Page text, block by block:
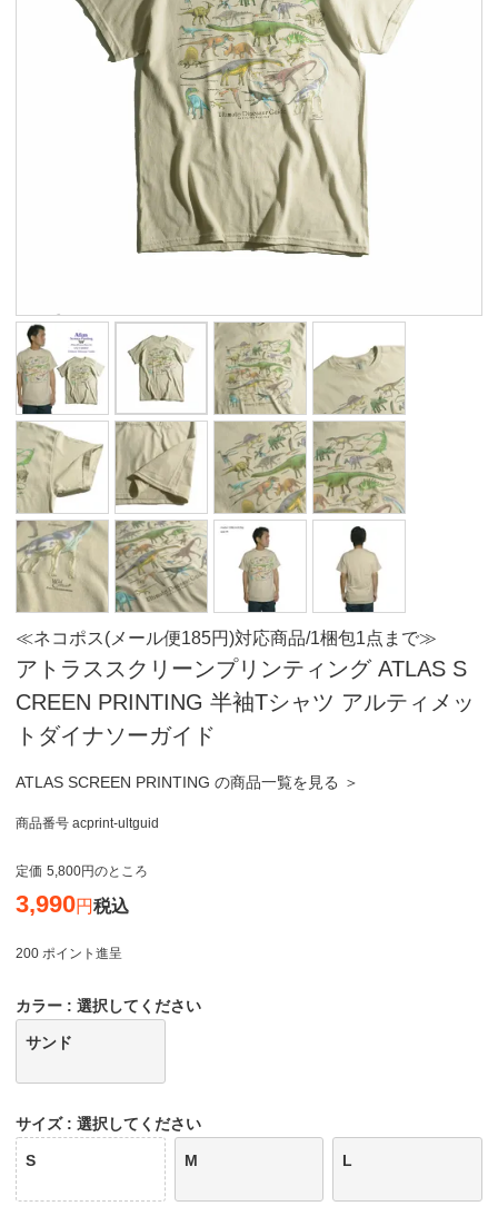
≪ネコポス(メール便185円)対応商品/1梱包1点まで≫
アトラススクリーンプリンティング ATLAS S
CREEN PRINTING 半袖Tシャツ アルティメッ
トダイナソーガイド
ATLAS SCREEN PRINTING の商品一覧を見る ＞
商品番号 acprint-ultguid
定価 5,800 のところ
3,990 税込
200 ポイント進呈
カラー 選択してください
サンド
サイズ 選択してください
S M L